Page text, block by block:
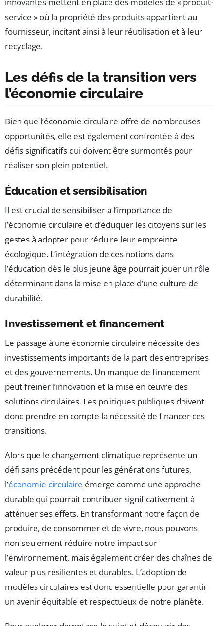
service » où la propriété des produits appartient au
fournisseur, incitant ainsi à leur réutilisation et à leur
recyclage.
Les défis de la transition vers
l’économie circulaire
Bien que l’économie circulaire offre de nombreuses
opportunités, elle est également confrontée à des
défis significatifs qui doivent être surmontés pour
réaliser son plein potentiel.
Éducation et sensibilisation
Il est crucial de sensibiliser à l’importance de
l’économie circulaire et d’éduquer les citoyens sur les
gestes à adopter pour réduire leur empreinte
écologique. L’intégration de ces notions dans
l’éducation dès le plus jeune âge pourrait jouer un rôle
déterminant dans la mise en place d’une culture de
durabilité.
Investissement et financement
Le passage à une économie circulaire nécessite des
investissements importants de la part des entreprises
et des gouvernements. Un manque de financement
peut freiner l’innovation et la mise en œuvre des
solutions circulaires. Les politiques publiques doivent
donc prendre en compte la nécessité de financer ces
transitions.
Alors que le changement climatique représente un
défi sans précédent pour les générations futures,
l’économie circulaire émerge comme une approche
durable qui pourrait contribuer significativement à
atténuer ses effets. En transformant notre façon de
produire, de consommer et de vivre, nous pouvons
non seulement réduire notre impact sur
l’environnement, mais également créer des chaînes de
valeur plus résilientes et durables. L’adoption de
modèles circulaires est donc essentielle pour garantir
un avenir équitable et respectueux de notre planète.